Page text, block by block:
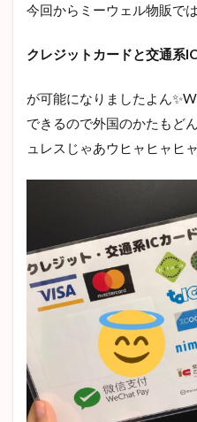
今回からミーウェル物販では
クレジットカードと交通系
が可能になりましたよん
できるので外国のかたも
ュレスじゃあウヒャヒャヒ